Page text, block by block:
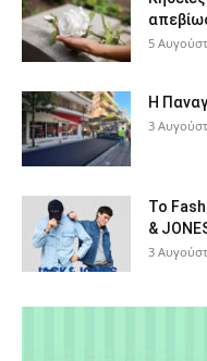
5
Η
3
Το
&
3